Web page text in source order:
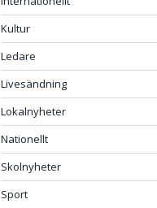
Kultur
Ledare
Livesändning
Lokalnyheter
Nationellt
Skolnyheter
Sport